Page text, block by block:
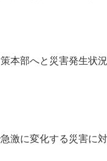
部へと災害発生状
激に変化する災害に